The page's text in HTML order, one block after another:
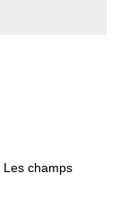
Les champs